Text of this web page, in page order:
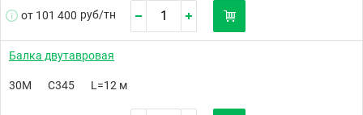
от 101 400 руб/тн
Балка двутавровая
30М С345 L=12 м